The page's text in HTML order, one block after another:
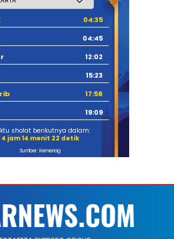
04:35
04:45
12:02
15:23
17:58
19:09
sholat berikutnya dalam:
4 jam 14 menit 21 detik
Sumber: Kemenag